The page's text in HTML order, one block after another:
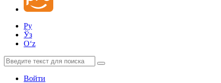
Ру
Ўз
Oʻz
Войти